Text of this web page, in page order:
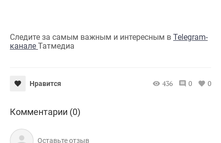
Следите за самым важным и интересным в Telegram-
канале Татмедиа
Нравится 436 0 0
Комментарии (0)